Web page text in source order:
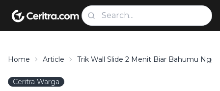
Home Article Trik Wall Slide 2 Menit Biar Bahumu
Ceritra Warga